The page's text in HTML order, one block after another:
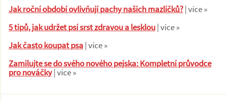
Jak roční období ovlivňují pachy našich mazlíčků?| více »
5 tipů, jak udržet psí srst zdravou a lesklou| více »
Jak často koupat psa| více »
Zamilujte se do svého nového pejska: Kompletní průvodce
pro nováčky| více »